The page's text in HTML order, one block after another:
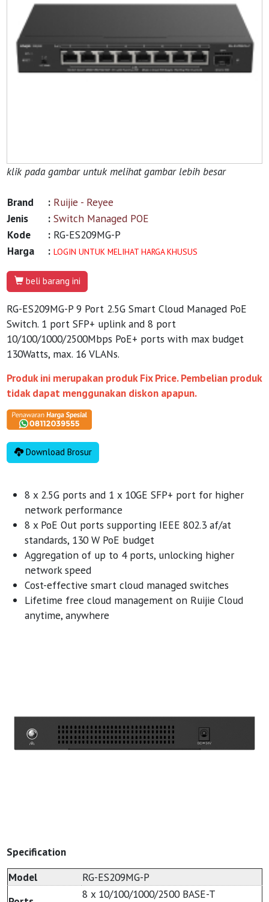
klik pada gambar untuk melihat gambar lebih besar
Brand : Ruijie - Reyee
Jenis
: Switch Managed POE
Kode
: RG-ES209MG-P
Harga
: LOGIN UNTUK MELIHAT HARGA KHUSUS
beli barang ini
RG-ES209MG-P 9 Port 2.5G Smart Cloud Managed PoE
Switch. 1 port SFP+ uplink and 8 port
10/100/1000/2500Mbps PoE+ ports with max budget
130Watts, max. 16 VLANs.
Produk ini merupakan produk Fix Price. Pembelian produk
tidak dapat menggunakan diskon apapun.
Download Brosur
8 x 2.5G ports and 1 x 10GE SFP+ port for higher
network performance
8 x PoE Out ports supporting IEEE 802.3 af/at
standards, 130 W PoE budget
Aggregation of up to 4 ports, unlocking higher
network speed
Cost-effective smart cloud managed switches
Lifetime free cloud management on Ruijie Cloud
anytime, anywhere
Specification
Model
RG-ES209MG-P
8 x 10/100/1000/2500 BASE-T